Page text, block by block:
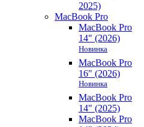
2025)
MacBook Pro
MacBook Pro
14" (2026)
Новинка
MacBook Pro
16" (2026)
Новинка
MacBook Pro
14" (2025)
MacBook Pro